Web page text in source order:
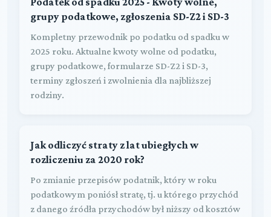
grupy podatkowe, zgłoszenia SD-Z2 i SD-3
Kompletny przewodnik po podatku od spadku w
2025 roku. Aktualne kwoty wolne od podatku,
grupy podatkowe, formularze SD-Z2 i SD-3,
terminy zgłoszeń i zwolnienia dla najbliższej
rodziny.
Jak odliczyć straty z lat ubiegłych w
rozliczeniu za 2020 rok?
Po zmianie przepisów podatnik, który w roku
podatkowym poniósł stratę, tj. u którego przychód
z danego źródła przychodów był niższy od kosztów